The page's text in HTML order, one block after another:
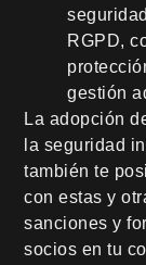
RGPD,
gestión
La adopción
la seguridad
también te
con estas y
sanciones y
socios en tu